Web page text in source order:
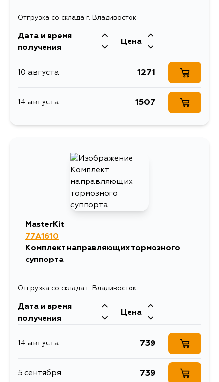
Отгрузка со склада г. Владивосток
Дата и время
получения
Цена
10 августа 1271
14 августа 1507
MasterKit
77A1610
Комплект направляющих тормозного
суппорта
Отгрузка со склада г. Владивосток
Дата и время
получения
Цена
14 августа 739
5 сентября 739